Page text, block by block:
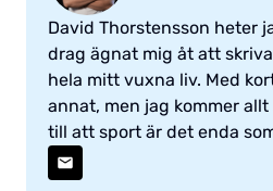
David Thorstensson heter
drag ägnat mig åt att
hela mitt vuxna liv. Med
annat, men jag kommer
till att sport är det enda